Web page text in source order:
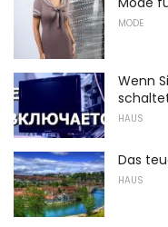
MODE
Wenn
HAUS
Das
HAUS